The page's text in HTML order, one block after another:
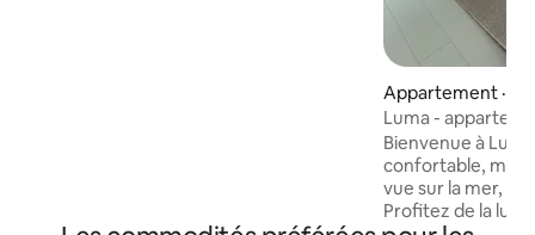
Appartement ·
Luma -
vue sur la mer
Bienvenue à
confortable, mais
vue sur la mer, à
Profitez de la